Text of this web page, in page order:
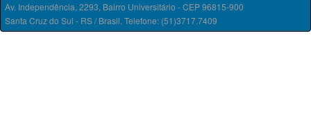
Av. Independência, 2293, Bairro Universitário - CEP 96815-900
Santa Cruz do Sul - RS / Brasil. Telefone: (51)3717.7409